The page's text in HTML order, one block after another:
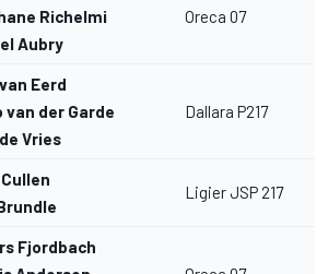
Richelmi
Aubry
Oreca 07
Eerd
van der Garde
Vries
Dallara P217
Ligier JSP 217
Fjordbach